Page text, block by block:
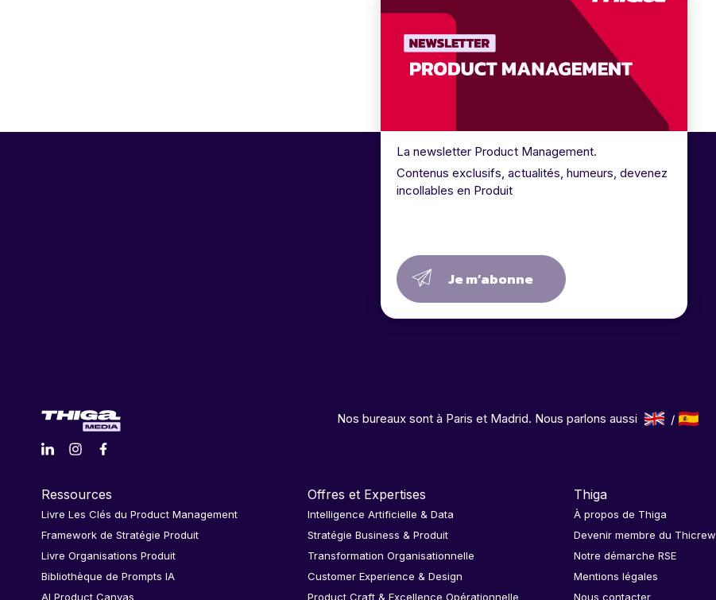
La newsletter Product Management.
Contenus exclusifs, actualités, humeurs, devenez
incollables en Produit
Je m’abonne
Nos bureaux sont à Paris et Madrid. Nous parlons aussi
Ressources
Livre Les Clés du Product Management
Framework de Stratégie Produit
Livre Organisations Produit
Bibliothèque de Prompts IA
AI Product Canvas
Offres et Expertises
Intelligence Artificielle & Data
Stratégie Business & Produit
Transformation Organisationnelle
Customer Experience & Design
Product Craft & Excellence Opérationnelle
Thiga
À propos de Thiga
Devenir membre du Thicrew
Notre démarche RSE
Mentions légales
Nous contacter